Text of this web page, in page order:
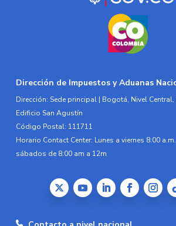
Dirección de Impuestos y Aduanas
Dirección: Sede principal | Bogotá, Nivel Central,
Edificio San Agustín
Código Postal: 111711
Horario Contact Center: Lunes a viernes 8:00
sábados de 8:00 am a 12m